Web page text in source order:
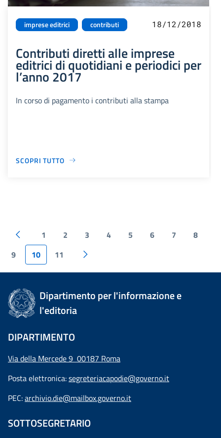
imprese editrici contributi 18/12/2018
Contributi diretti alle imprese
editrici di quotidiani e periodici per
l’anno 2017
In corso di pagamento i contributi alla stampa
SCOPRI TUTTO
1 2 3 4 5 6 7
8
9
10 11
Dipartimento per l'informazione e
l'editoria
DIPARTIMENTO
Via della Mercede 9 00187 Roma
Posta elettronica:segreteriacapodie@governo.it
PEC:archivio.die@mailbox.governo.it
SOTTOSEGRETARIO